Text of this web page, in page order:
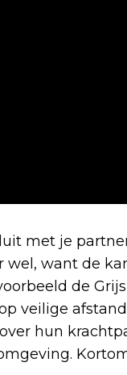
met je
wel, want de
de
veilige
hun